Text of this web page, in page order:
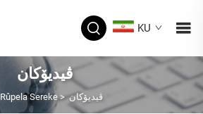
KU
ڤیدیۆکان
Rûpela Sereke>ڤیدیۆکان